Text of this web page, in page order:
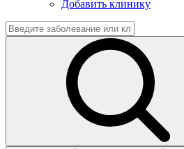
Добавить клинику